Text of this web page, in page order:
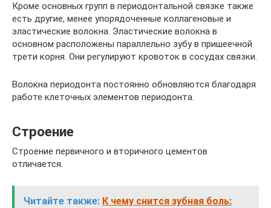
Кроме основных групп в периодонтальной связке также
есть другие, менее упорядоченные коллагеновые и
эластические волокна. Эластические волокна в
основном расположены параллельно зубу в пришеечной
трети корня. Они регулируют кровоток в сосудах связки.
Волокна периодонта постоянно обновляются благодаря
работе клеточных элементов периодонта.
Строение
Строение первичного и вторичного цементов
отличается.
Читайте также: К чему снится зубная боль: